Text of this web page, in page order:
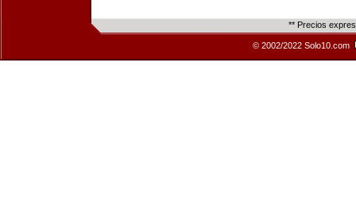
** Precios
© 2002/2022 Solo10.com